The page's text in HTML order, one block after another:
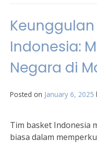
Indonesia:
Negara di
Posted on January 6, 2025
Tim basket Indonesia
biasa dalam